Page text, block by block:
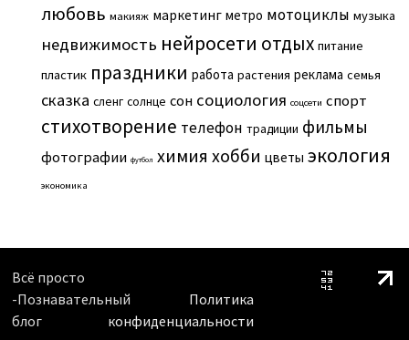
любовь макияж маркетинг метро мотоциклы музыка
недвижимость нейросети отдых питание
пластик праздники работа растения реклама семья
сказка сленг солнце сон социология соцсети спорт
стихотворение телефон традиции фильмы
фотографии футбол химия хобби цветы экология
экономика
Всё просто
-Познавательный
блог
Политика
конфиденциальности